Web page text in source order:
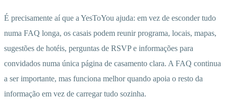
É precisamente aí que a YesToYou ajuda: em vez de esconder tudo
numa FAQ longa, os casais podem reunir programa, locais, mapas,
sugestões de hotéis, perguntas de RSVP e informações para
convidados numa única página de casamento clara. A FAQ continua
a ser importante, mas funciona melhor quando apoia o resto da
informação em vez de carregar tudo sozinha.